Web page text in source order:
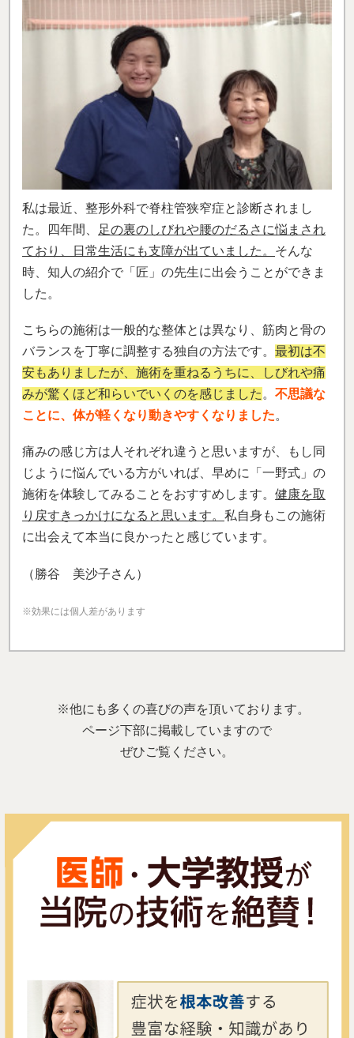
私は最近、整形外科で脊柱管狭窄症と診断されまし
た。四年間、
足の裏のしびれや腰のだるさに悩まされ
ており、日常生活にも支障が出ていました。 そんな
時、知人の紹介で「匠」の先生に出会うことができま
した。
こちらの施術は一般的な整体とは異なり、筋肉と骨の
バランスを丁寧に調整する独自の方法です。 最初は不
安もありましたが、施術を重ねるうちに、しびれや痛
みが驚くほど和らいでいくのを感じました 。 不思議な
ことに、体が軽くなり動きやすくなりました。
痛みの感じ方は人それぞれ違うと思いますが、もし同
じように悩んでいる方がいれば、早めに「一野式」の
施術を体験してみることをおすすめします。 健康を取
り戻すきっかけになると思います。 私自身もこの施術
に出会えて本当に良かったと感じています。
（勝谷 美沙子さん）
※効果には個人差があります
※他にも多くの喜びの声を頂いております。
ページ下部に掲載していますので
ぜひご覧ください。